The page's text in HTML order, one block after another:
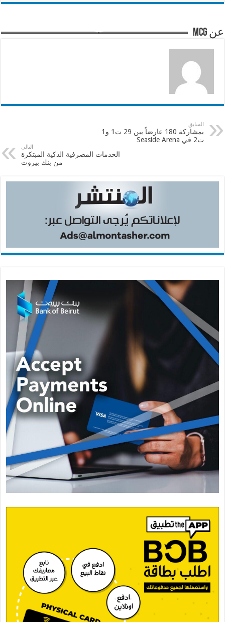
عن mcg
السابق
بمشاركة 180 عارضاً بين 29 ت1 و1
ت2 في Seaside Arena
التالي
الخدمات المصرفية الذكية المبتكرة
من بنك بيروت